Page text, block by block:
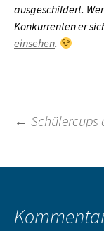
ausgeschildert.
Konkurrenten er
einsehen.
← Schülercups